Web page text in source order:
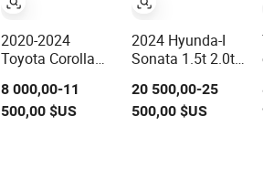
2020-2024
Toyota Corolla
Berline Hybride
Voiture
8 000,00-11
500,00 $US
2024 Hyunda-I
Sonata 1.5t 2.0t
Automatique 4-
Door 5-Seater
20 500,00-25
500,00 $US